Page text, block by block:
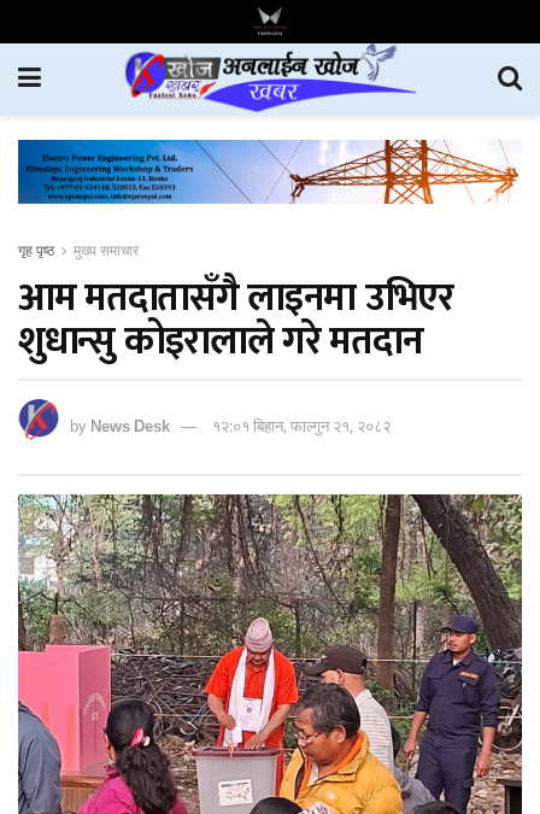
गृह पृष्ठ मुख्य समाचार
आम मतदातासँगै लाइनमा उभिएर
शुधान्सु कोइरालाले गरे मतदान
byNews Desk १२:०१ बिहान, फाल्गुन २१, २०८२